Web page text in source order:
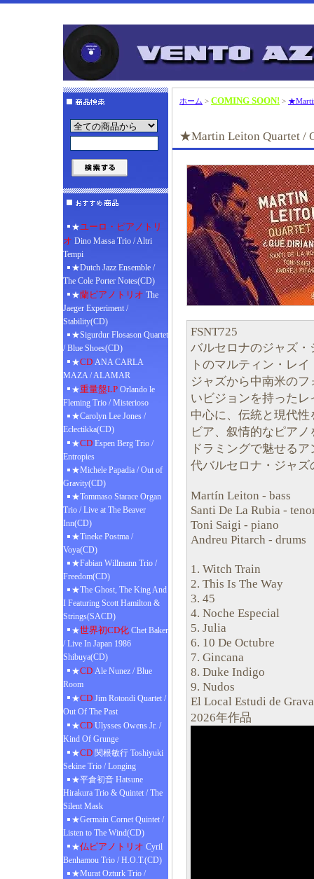
★ユーロ・ピアノトリ
オ Dino Massa Trio / Altri
Tempi
★Dutch Jazz Ensemble /
The Cole Porter Notes(CD)
★蘭ピアノトリオ The
Jaeger Experiment /
Stability(CD)
★Sigurdur Flosason Quartet
/ Blue Shoes(CD)
★CD ANA CARLA
MAZA / ALAMAR
★重量盤LP Orlando le
Fleming Trio / Misterioso
★Carolyn Lee Jones /
Eclectikka(CD)
★CD Espen Berg Trio /
Entropies
★Michele Papadia / Out of
Gravity(CD)
★Tommaso Starace Organ
Trio / Live at The Beaver
Inn(CD)
★Tineke Postma /
Voya(CD)
★Fabian Willmann Trio /
Freedom(CD)
★The Ghost, The King And
I Featuring Scott Hamilton &
Strings(SACD)
★世界初CD化 Chet Baker
/ Live In Japan 1986
Shibuya(CD)
★CD Ale Nunez / Blue
Room
★CD Jim Rotondi Quartet /
Out Of The Past
★CD Ulysses Owens Jr. /
Kind Of Grunge
★CD 関根敏行 Toshiyuki
Sekine Trio / Longing
★平倉初音 Hatsune
Hirakura Trio & Quintet / The
Silent Mask
★Germain Cornet Quintet /
Listen to The Wind(CD)
★仏ピアノトリオ Cyril
Benhamou Trio / H.O.T.(CD)
★Murat Ozturk Trio /
ホーム > COMING SOON! >
★Martin Leiton Quartet /
FSNT725
バルセロナのジャズ
トのマルティン・レ
ジャズから中南米の
いビジョンを持った
中心に、伝統と現代
ビア、叙情的なピア
ドラミングで魅せる
代バルセロナ・ジャ
Martín Leiton - bass
Santi De La Rubia -
Toni Saigi - piano
Andreu Pitarch - drums
1. Witch Train
2. This Is The Way
3. 45
4. Noche Especial
5. Julia
6. 10 De Octubre
7. Gincana
8. Duke Indigo
9. Nudos
El Local Estudi de
2026年作品